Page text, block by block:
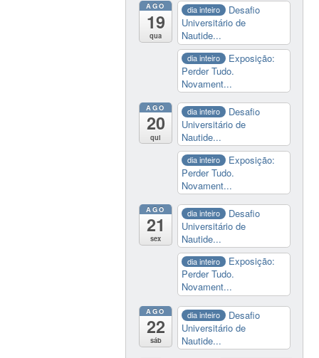
AGO
19
qua
dia inteiro
Desafio
Universitário de
Nautide...
dia inteiro
Exposição:
Perder Tudo.
Novament...
AGO
20
qui
dia inteiro
Desafio
Universitário de
Nautide...
dia inteiro
Exposição:
Perder Tudo.
Novament...
AGO
21
sex
dia inteiro
Desafio
Universitário de
Nautide...
dia inteiro
Exposição:
Perder Tudo.
Novament...
AGO
22
sáb
dia inteiro
Desafio
Universitário de
Nautide...